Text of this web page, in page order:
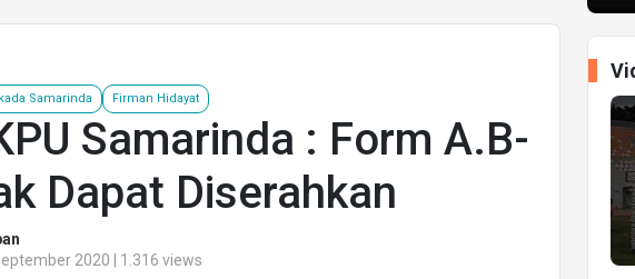
Samarinda Firman Hidayat
Samarinda : Form A.B-
Dapat Diserahkan
2020 | 1.316 views